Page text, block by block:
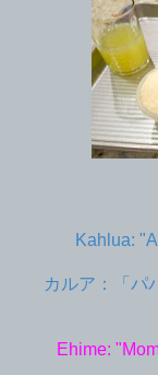
Kahlua:
カルア：「パ
Ehime: